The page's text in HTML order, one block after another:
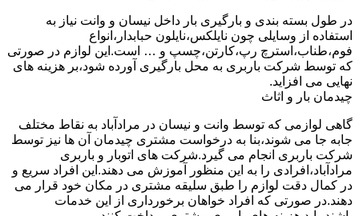
در طول بسته بندی و بارگیری بار داخل نیسان و وانت نیاز به
استفاده از وسایلی چون نایلکس،نایلون حبابدار،انواع
فوم،طناب،استرچ رپ،کارتن،چسپ و … است.این لوازم در صورتی
که توسط شرکت باربری به محل بارگیری آورده شود،بر هزینه های
نهایی می افزاید.
چیدمان بار و اثاث
گاهی لوازمی که توسط وانت و نیسان در مرادآباد به نقاط مختلف
جابه جا می شوند،بنا به درخواست مشتری چیدمان آن ها نیز توسط
شرکت باربری انجام می گیرد.شرکت های اتوبار و باربری
مرادآباد،افرادی را به این منظور آموزش می دهند.این افراد سریع و
در کمال دقت لوازم را طبق سلیقه مشتری در مکان خود قرار می
دهند.در صورتی که افراد خواهان برخورداری از این خدمات